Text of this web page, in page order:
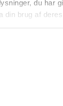
du har
din brug af